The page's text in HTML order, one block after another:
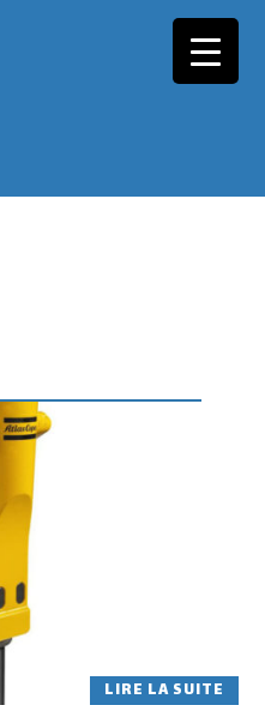
LIRE LA SUITE